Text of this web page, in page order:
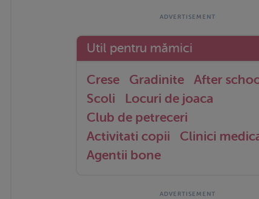
Util pentru mămici
Crese Gradinite
After
Scoli
Locuri de joaca
Club de petreceri
Activitati copii
Clinici
Agentii bone